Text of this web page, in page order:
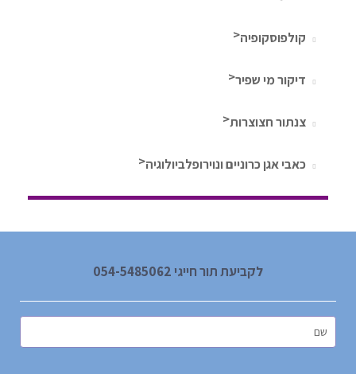
קולפוסקופיה
דיקור מי שפיר
צנתור חצוצרות
כאבי אגן כרוניים ונוירופלביולוגיה
לקביעת תור חייגי 054-5485062